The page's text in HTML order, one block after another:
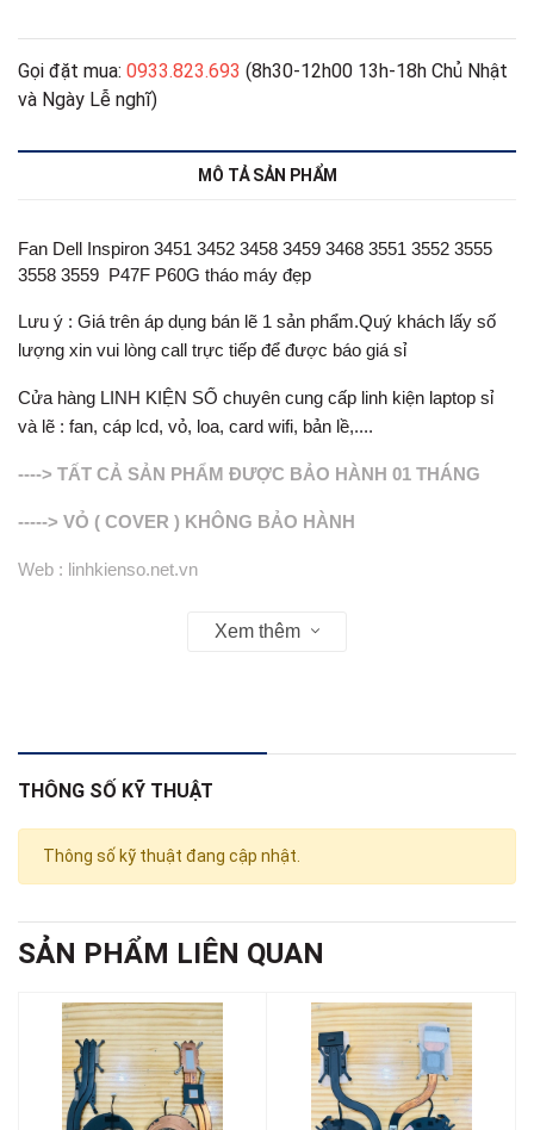
Gọi đặt mua: 0933.823.693 (8h30-12h00 13h-18h Chủ Nhật
và Ngày Lễ nghĩ)
MÔ TẢ SẢN PHẨM
Fan Dell Inspiron 3451 3452 3458 3459 3468 3551 3552 3555
3558 3559 P47F P60G tháo máy đẹp
Lưu ý : Giá trên áp dụng bán lẽ 1 sản phẩm.Quý khách lấy số
lượng xin vui lòng call trực tiếp để được báo giá sỉ
Cửa hàng LINH KIỆN SỐ chuyên cung cấp linh kiện laptop sỉ
và lẽ : fan, cáp lcd, vỏ, loa, card wifi, bản lề,....
----> TẤT CẢ SẢN PHẨM ĐƯỢC BẢO HÀNH 01 THÁNG
-----> VỎ ( COVER ) KHÔNG BẢO HÀNH
Web : linhkienso.net.vn
Xem thêm
THÔNG SỐ KỸ THUẬT
Thông số kỹ thuật đang cập nhật.
SẢN PHẨM LIÊN QUAN